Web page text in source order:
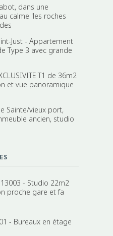
dans une
calme 'les roches
Just - Appartement
Type 3 avec grande
T1 de 36m2
et vue panoramique
Sainte/vieux port,
ancien, studio
- Studio 22m2
proche gare et fa
- Bureaux en étage